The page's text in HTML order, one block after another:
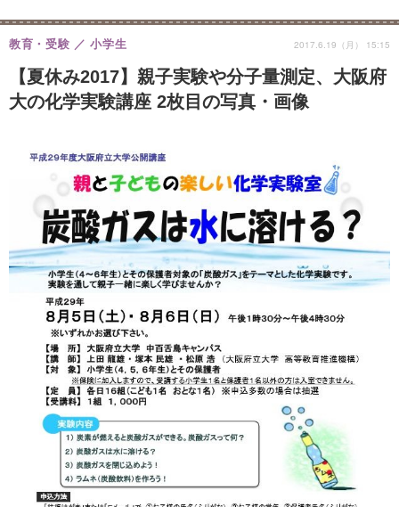
【夏休み2017】親子実験や分子量測定、大阪府
大の化学実験講座 2枚目の写真・画像
教育・受験 小学生 2017.6.19（月） 15:15